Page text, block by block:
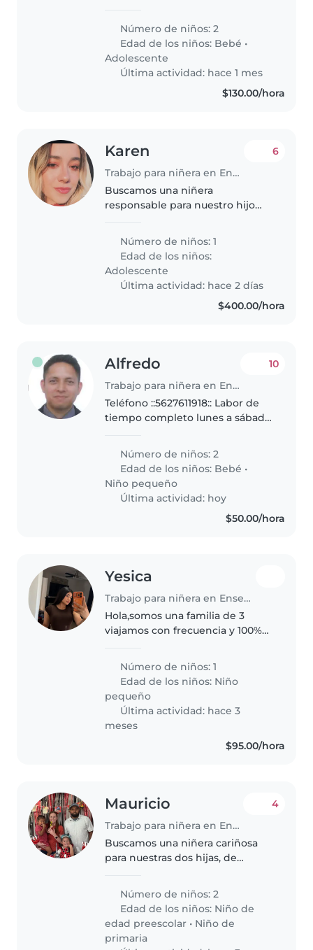
adolescente. Nuestros hijos son
curiosos, tranquilos e
inteligentes. Buscamos a
alguien..
Número de niños: 2
Edad de los niños: Bebé •
Adolescente
Última actividad: hace 1 mes
$130.00/hora
Karen
Trabajo para niñera en Ensenada
6
Buscamos una niñera
responsable para nuestro hijo
curiosa, llena de energía y muy
juguetona. Nos encantaría
encontrar a alguien que pueda
ayudar con las..
Número de niños: 1
Edad de los niños:
Adolescente
Última actividad: hace 2 días
$400.00/hora
Alfredo
Trabajo para niñera en Ensenada
10
Teléfono ::5627611918:: Labor de
tiempo completo lunes a sábado
(de dos y seis años) y casa,
Tiempo completo, entrada a las
5:25 am y salida entre..
Número de niños: 2
Edad de los niños: Bebé •
Niño pequeño
Última actividad: hoy
$50.00/hora
Yesica
Trabajo para niñera en Ensenada
Hola,somos una familia de 3
viajamos con frecuencia y 100%
ahora estamos en busca de
alguien que se pueda mover con
facilidad ah donde vayamos
siempre.☺️
Número de niños: 1
Edad de los niños: Niño
pequeño
Última actividad: hace 3
meses
$95.00/hora
Mauricio
Trabajo para niñera en Ensenada
4
Buscamos una niñera cariñosa
para nuestras dos hijas, de
tranquilas, y algo tímidas.
Necesitamos a alguien que esté..
Número de niños: 2
Edad de los niños: Niño de
edad preescolar • Niño de
primaria